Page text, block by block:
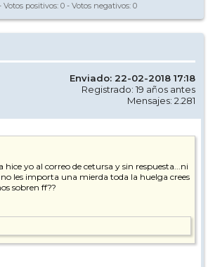
Votos positivos: 0 - Votos negativos: 0
Enviado: 22-02-2018 17:18
Registrado: 19 años antes
Mensajes: 2.281
yo al correo de cetursa y sin respuesta...ni
les importa una mierda toda la huelga crees
sobren ff??